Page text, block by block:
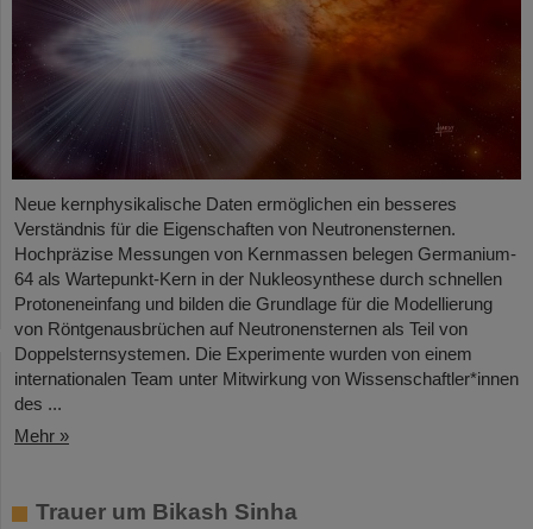
Neue kernphysikalische Daten ermöglichen ein besseres
Verständnis für die Eigenschaften von Neutronensternen.
Hochpräzise Messungen von Kernmassen belegen Germanium-
64 als Wartepunkt-Kern in der Nukleosynthese durch schnellen
Protoneneinfang und bilden die Grundlage für die Modellierung
von Röntgenausbrüchen auf Neutronensternen als Teil von
Doppelsternsystemen. Die Experimente wurden von einem
internationalen Team unter Mitwirkung von Wissenschaftler*innen
des ...
Mehr »
Trauer um Bikash Sinha